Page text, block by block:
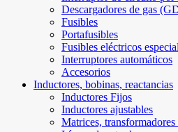
Descargadores de gas
Fusibles
Portafusibles
Fusibles eléctricos
Interruptores automáticos
Accesorios
Inductores, bobinas, reactancias
Inductores Fijos
Inductores ajustables
Matrices, transformadores